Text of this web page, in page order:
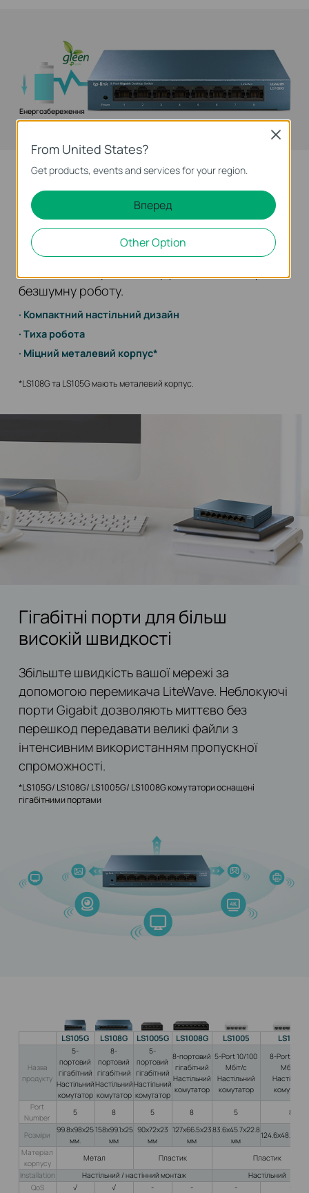
Енергозбереження
Зручний дизайн обладнання
Компактна конструкція для настільного/
настінного монтажу задовольнить Ваші
потреби в будь-якому середовищі. Крім того,
безвентиляторна конструкція забезпечує
безшумну роботу.
Компактний настільний дизайн
Тиха робота
Міцний металевий корпус*
*LS108G та LS105G мають металевий корпус.
Гігабітні порти для більш
високій швидкості
Збільште швидкість вашої мережі за
допомогою перемикача LiteWave. Неблокуючі
порти Gigabit дозволяють миттєво без
перешкод передавати великі файли з
інтенсивним використанням пропускної
спроможності.
*LS105G/ LS108G/ LS1005G/ LS1008G комутатори оснащені
гігабітними портами
LS105G LS108G LS1005G LS1008G LS1005 LS1008
Назва
продукту
5-
портовий
гігабітний
Настільний
комутатор
8-
портовий
гігабітний
Настільний
комутатор
5-
портовий
гігабітний
Настільний
комутатор
8-портовий
гігабітний
Настільний
комутатор
5-Port 10/100
Мбіт/с
Настільний
комутатор
8-Port 10/
Мбіт/с
комутатор
Port
Number
5 8 5 8 5 8
Розміри
99.8x98x25
мм.
158x99.1x25
мм
90x72x23
мм
127x66.5x23
мм
83.6x45.7x22.8
мм
Матеріал
корпусу
Метал Пластик
Пластик
Installation
Настільний / настінний монтаж
Настільний
QoS
√ √ - - -
-
From United States?
Get products, events and services for your region.
Вперед
Other Option
Close